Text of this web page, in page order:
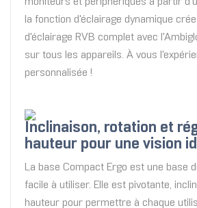
la fonction d'éclairage dynamique
d'éclairage RVB complet avec
sur tous les appareils. À vous
personnalisée !
Inclinaison, rotation et
hauteur pour une vision
La base Compact Ergo est une base
facile à utiliser. Elle est pivotante,
hauteur pour permettre à chaque